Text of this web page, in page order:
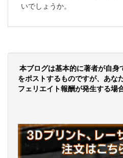
いでしょうか。
本ブログは基本的に著者が自
をポストするものですが、あな
フェリエイト報酬が発生する場